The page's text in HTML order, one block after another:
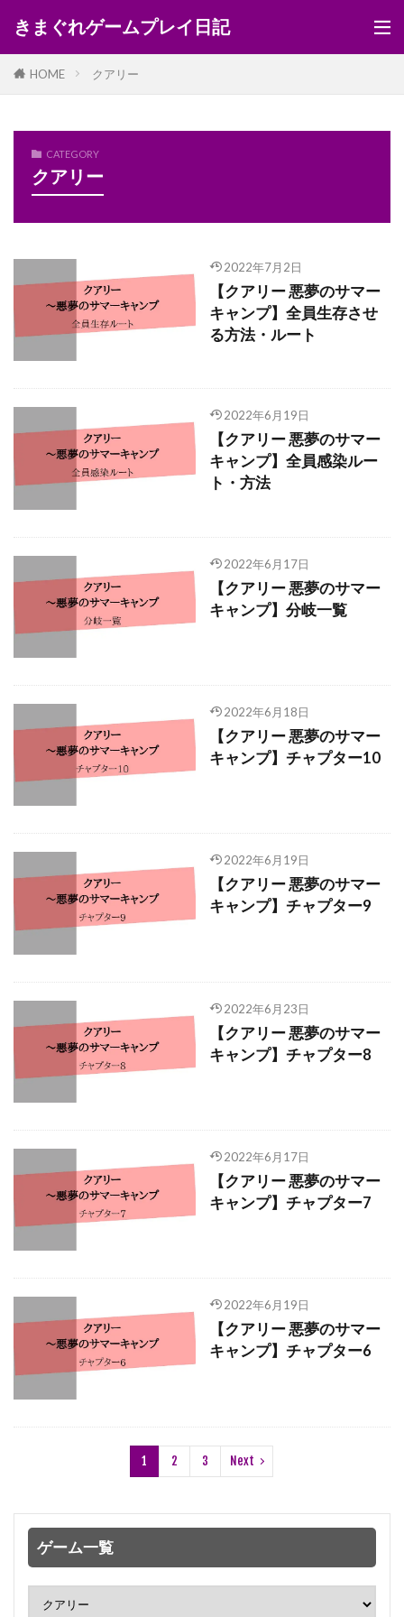
きまぐれゲームプレイ日記
HOME クアリー
CATEGORY
クアリー
2022年7月2日
【クアリー 悪夢のサマー
キャンプ】全員生存させ
る方法・ルート
2022年6月19日
【クアリー 悪夢のサマー
キャンプ】全員感染ルー
ト・方法
2022年6月17日
【クアリー 悪夢のサマー
キャンプ】分岐一覧
2022年6月18日
【クアリー 悪夢のサマー
キャンプ】チャプター10
2022年6月19日
【クアリー 悪夢のサマー
キャンプ】チャプター9
2022年6月23日
【クアリー 悪夢のサマー
キャンプ】チャプター8
2022年6月17日
【クアリー 悪夢のサマー
キャンプ】チャプター7
2022年6月19日
【クアリー 悪夢のサマー
キャンプ】チャプター6
1 2 3 Next
ゲーム一覧